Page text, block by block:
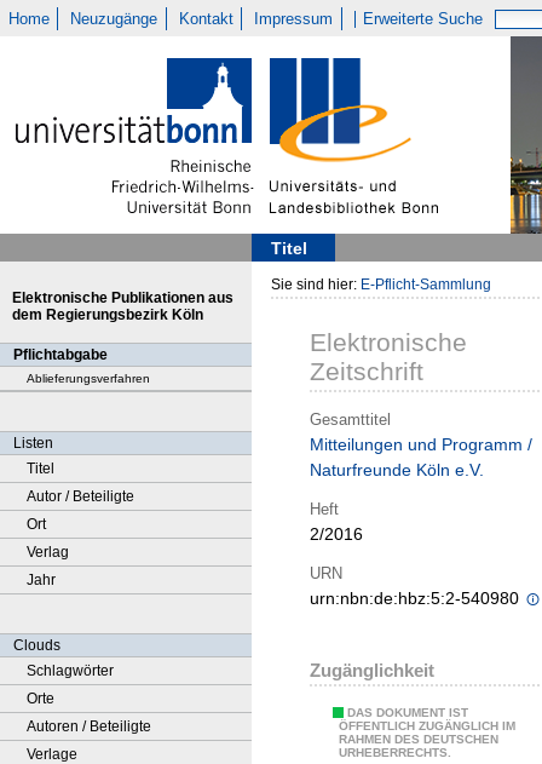
Home Neuzugänge Kontakt Impressum Erweiterte Suche
Titel
Elektronische Publikationen aus
dem Regierungsbezirk Köln
Pflichtabgabe
Ablieferungsverfahren
Listen
Titel
Autor / Beteiligte
Ort
Verlag
Jahr
Clouds
Schlagwörter
Orte
Autoren / Beteiligte
Verlage
Sie sind hier: E-Pflicht-Sammlung
Elektronische
Zeitschrift
Gesamttitel
Mitteilungen und Programm /
Naturfreunde Köln e.V.
Heft
2/2016
URN
urn:nbn:de:hbz:5:2-540980
Zugänglichkeit
DAS DOKUMENT IST
ÖFFENTLICH ZUGÄNGLICH IM
RAHMEN DES DEUTSCHEN
URHEBERRECHTS.